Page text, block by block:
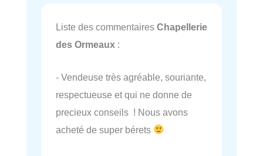
Liste des commentaires Chapellerie
des Ormeaux :
- Vendeuse très agréable, souriante,
respectueuse et qui ne donne de
precieux conseils ! Nous avons
acheté de super bérets